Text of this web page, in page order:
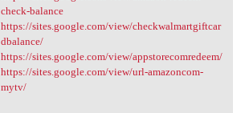
check-balance
https://sites.google.com/view/checkwalmartgiftcar
dbalance/
https://sites.google.com/view/appstorecomredeem/
https://sites.google.com/view/url-amazoncom-
mytv/